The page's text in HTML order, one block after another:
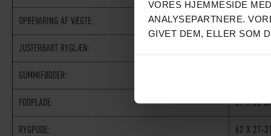
VORES HJEMMESIDE
ANALYSEPARTNERE.
GIVET DEM, ELLER SOM
OPBEVARING AF VÆGTE: 28 CM X 4
JUSTERBART RYGLÆN:
GUMMIFØDDER:
FODPLADE: 69 X 58
RYGPUDE: 62 X 27-